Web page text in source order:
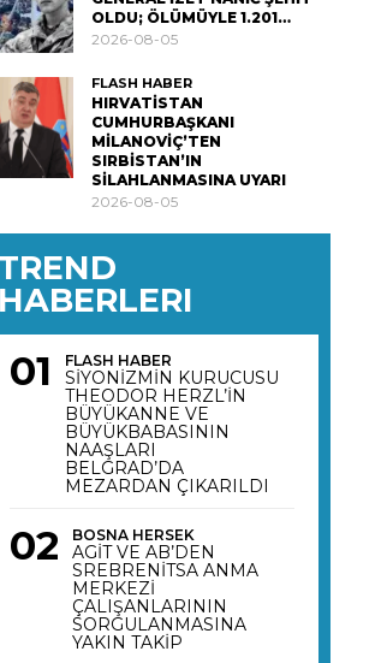
OLDU; ÖLÜMÜYLE 1.201…
2026-08-05
FLASH HABER
HIRVATİSTAN
CUMHURBAŞKANI
MİLANOVİÇ’TEN
SIRBİSTAN’IN
SİLAHLANMASINA UYARI
2026-08-05
TREND
HABERLERI
FLASH HABER
SİYONİZMİN KURUCUSU
THEODOR HERZL’İN
BÜYÜKANNE VE
BÜYÜKBABASININ
NAAŞLARI
BELGRAD’DA
MEZARDAN ÇIKARILDI
BOSNA HERSEK
AGİT VE AB’DEN
SREBRENİTSA ANMA
MERKEZİ
ÇALIŞANLARININ
SORGULANMASINA
YAKIN TAKİP